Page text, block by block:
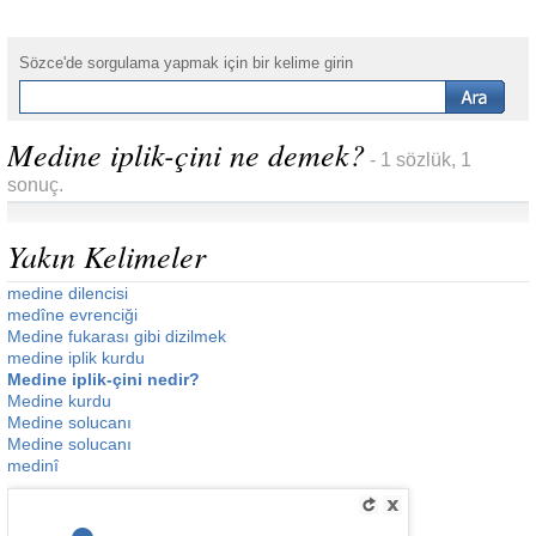
Sözce'de sorgulama yapmak için bir kelime girin
Medine iplik-çini ne demek? - 1 sözlük, 1
sonuç.
Yakın Kelimeler
medine dilencisi
medîne evrenciği
Medine fukarası gibi dizilmek
medine iplik kurdu
Medine iplik-çini nedir?
Medine kurdu
Medine solucanı
Medine solucanı
medinî